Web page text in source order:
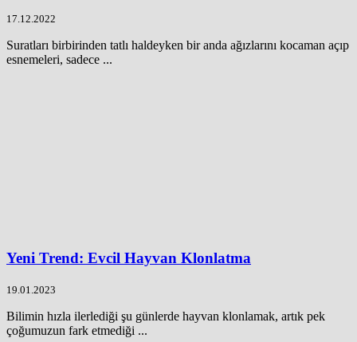
17.12.2022
Suratları birbirinden tatlı haldeyken bir anda ağızlarını kocaman açıp
esnemeleri, sadece ...
Yeni Trend: Evcil Hayvan Klonlatma
19.01.2023
Bilimin hızla ilerlediği şu günlerde hayvan klonlamak, artık pek
çoğumuzun fark etmediği ...